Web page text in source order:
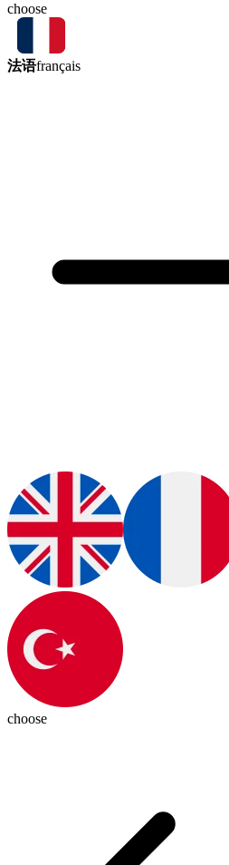
choose
法语français
choose